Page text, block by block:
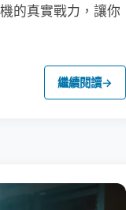
的真實戰力，讓你
繼續閱讀→